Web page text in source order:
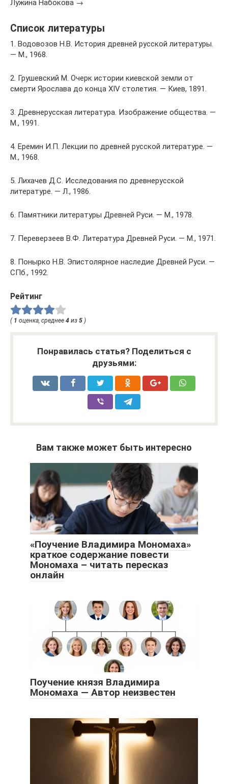
Лужина Набокова →
Список литературы
1. Водовозов Н.В. История древней русской литературы.
— М., 1968.
2. Грушевский М. Очерк истории киевской земли от
смерти Ярослава до конца XIV столетия. — Киев, 1891.
3. Древнерусская литература. Изображение общества. —
М., 1991.
4. Еремин И.П. Лекции по древней русской литературе. —
М., 1968.
5. Лихачев Д.С. Исследования по древнерусской
литературе. — Л., 1986.
6. Памятники литературы Древней Руси. — М., 1978.
7. Переверзеев В.Ф. Литература Древней Руси. — М., 1971.
8. Понырко Н.В. Эпистолярное наследие Древней Руси. —
СПб., 1992.
Рейтинг
( 1 оценка, среднее 4 из 5 )
Понравилась статья? Поделиться с
друзьями:
Вам также может быть интересно
«Поучение Владимира Мономаха»
краткое содержание повести
Мономаха – читать пересказ
онлайн
Поучение князя Владимира
Мономаха — Автор неизвестен